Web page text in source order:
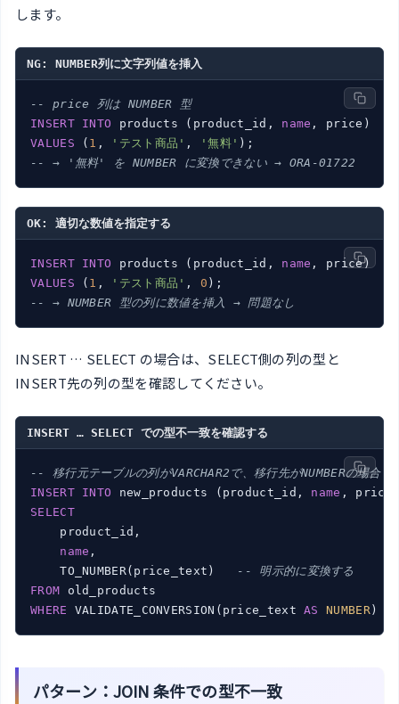
します。
NG: NUMBER列に文字列値を挿入
-- price 列は NUMBER 型
INSERT
INTO products (product_id, name
VALUES ( 1 , 'テスト商品' , '無料'
-- → '無料' を NUMBER に変換できない → ORA-01722
OK: 適切な数値を指定する
INSERT INTO products (product_id, name
VALUES ( 1 , 'テスト商品' , 0
-- → NUMBER 型の列に数値を挿入 → 問題なし
INSERT … SELECT の場合は、SELECT側の列の型と
INSERT先の列の型を確認してください。
INSERT … SELECT での型不一致を確認する
-- 移行元テーブルの列がVARCHAR2で、移行先がNUMBERの場合
INSERT
INTO new_products (product_id, name
SELECT
    product_id,
name ,
    TO_NUMBER(price_text)
-- 明示的に変換する
FROM
WHERE VALIDATE_CONVERSION(price_text AS NUMBER)
パターン：JOIN 条件での型不一致